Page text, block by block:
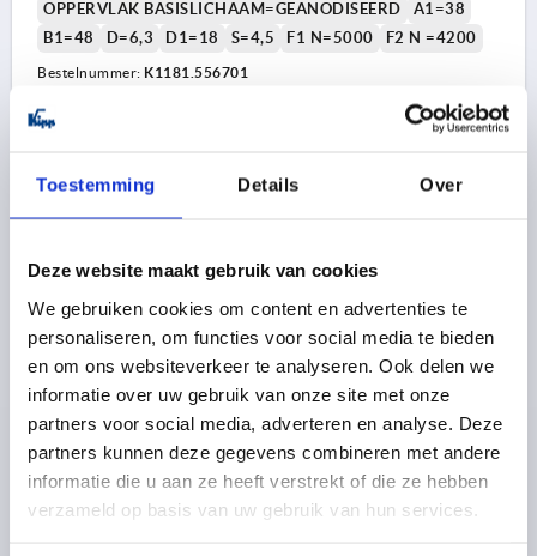
Toestemming Details Over
Deze website maakt gebruik van cookies
We gebruiken cookies om content en advertenties te
personaliseren, om functies voor social media te bieden
en om ons websiteverkeer te analyseren. Ook delen we
informatie over uw gebruik van onze site met onze
partners voor social media, adverteren en analyse. Deze
partners kunnen deze gegevens combineren met andere
informatie die u aan ze heeft verstrekt of die ze hebben
verzameld op basis van uw gebruik van hun services.
OPPERVLAK BASISLICHAAM=GEANODISEERD
A1=38
B1=48
D=6,3 D1=18 S=4,5 F1 N=5000 F2 N =4200
Bestelnummer: K1181.556701
20,37 €
VEERSCHARNIER VEER OPENEND A=55, B=67,
ALUMINIUM KLEURLOOS KLEURLOOS
LENGTE=55
BREEDTE=67